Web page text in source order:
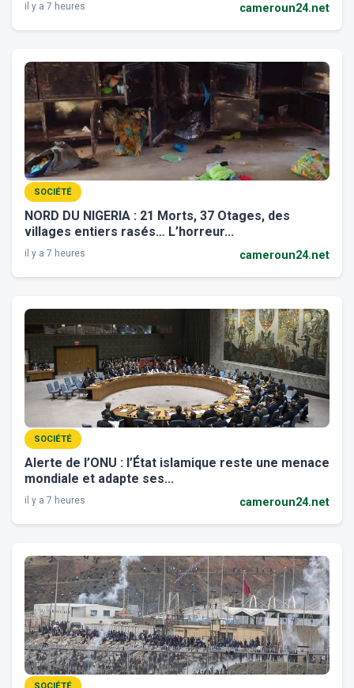
il y a 7 heures cameroun24.net
SOCIÉTÉ
NORD DU NIGERIA : 21 Morts, 37 Otages, des
villages entiers rasés… L’horreur...
il y a 7 heures cameroun24.net
SOCIÉTÉ
Alerte de l’ONU : l’État islamique reste une menace
mondiale et adapte ses...
il y a 7 heures cameroun24.net